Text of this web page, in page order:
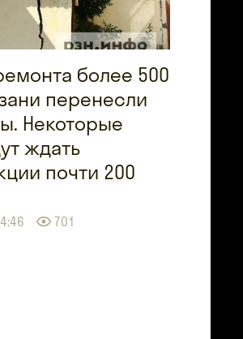
более 500
перенесли
Некоторые
ждать
почти 200
701